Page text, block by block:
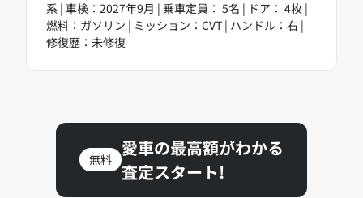
系 | 車検：2027年9月 | 乗車定員： 5名 | ドア： 4枚 |
燃料：ガソリン | ミッション：CVT | ハンドル：右 |
修復歴：未修復
無料
愛車の最高額がわかる
査定スタート!